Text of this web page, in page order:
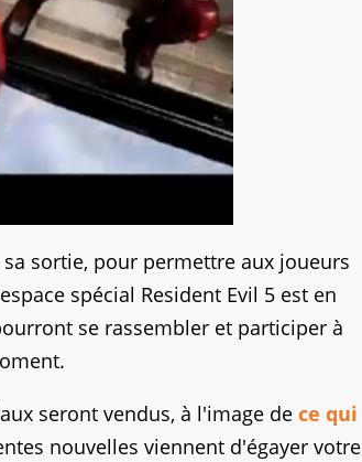
sortie, pour permettre aux joueurs
spécial Resident Evil 5 est en
se rassembler et participer à
seront vendus, à l'image de ce qui
nouvelles viennent d'égayer votre